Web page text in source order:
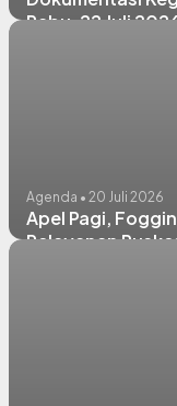
Rabu, 22 Juli
Agenda • 20 Juli 2026
Apel Pagi,
Pelayanan